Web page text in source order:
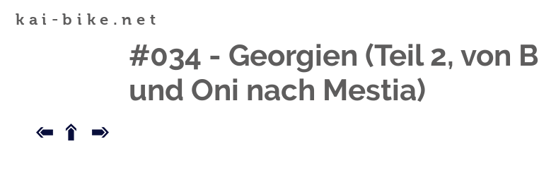
kai-bike.net
#034 - Georgien (Teil 2, von
und Oni nach Mestia)